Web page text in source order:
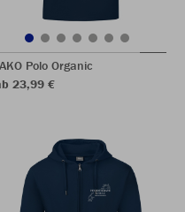
Polo Organic
23,99 €